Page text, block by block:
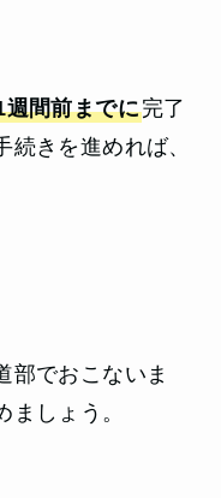
週間前までに完了
きを進めれば、
部でおこないま
しょう。